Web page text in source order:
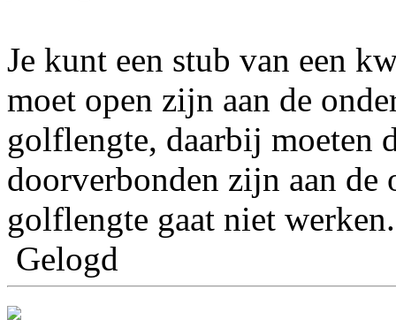
Je kunt een stub van een
moet open zijn aan de
golflengte, daarbij moeten
doorverbonden zijn aan de
golflengte gaat niet werken.
Gelogd